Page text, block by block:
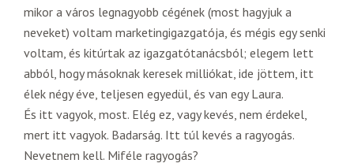
mikor a város legnagyobb cégének (most hagyjuk a
neveket) voltam marketingigazgatója, és mégis egy senki
voltam, és kitúrtak az igazgatótanácsból; elegem lett
abból, hogy másoknak keresek milliókat, ide jöttem, itt
élek négy éve, teljesen egyedül, és van egy Laura.
És itt vagyok, most. Elég ez, vagy kevés, nem érdekel,
mert itt vagyok. Badarság. Itt túl kevés a ragyogás.
Nevetnem kell. Miféle ragyogás?